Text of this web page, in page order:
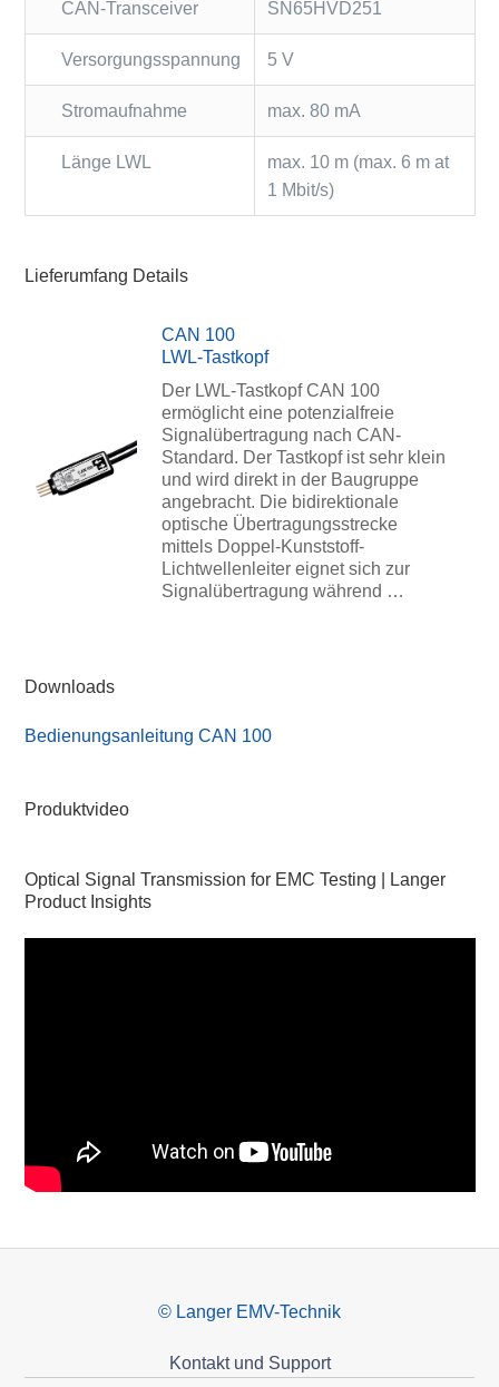
CAN-Transceiver SN65HVD251
Versorgungsspannung 5 V
Stromaufnahme max. 80 mA
Länge LWL
max. 10 m (max. 6 m at
1 Mbit/s)
Lieferumfang Details
CAN 100
LWL-Tastkopf
Der LWL-Tastkopf CAN 100
ermöglicht eine potenzialfreie
Signalübertragung nach CAN-
Standard. Der Tastkopf ist sehr klein
und wird direkt in der Baugruppe
angebracht. Die bidirektionale
optische Übertragungsstrecke
mittels Doppel-Kunststoff-
Lichtwellenleiter eignet sich zur
Signalübertragung während …
Downloads
Bedienungsanleitung CAN 100
Produktvideo
Optical Signal Transmission for EMC Testing | Langer
Product Insights
© Langer EMV-Technik
Kontakt und Support